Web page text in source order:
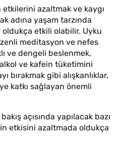
etkilerini azaltmak ve kaygı
adına yaşam tarzında
oldukça etkili olabilir. Uyku
meditasyon ve nefes
ve dengeli beslenmek,
ve kafein tüketimini
bırakmak gibi alışkanlıklar,
katkı sağlayan önemli
açısında yapılacak bazı
etkisini azaltmada oldukça